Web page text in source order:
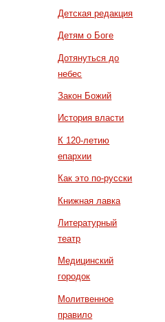
Детская редакция
Детям о Боге
Дотянуться до
небес
Закон Божий
История власти
К 120-летию
епархии
Как это по-русски
Книжная лавка
Литературный
театр
Медицинский
городок
Молитвенное
правило